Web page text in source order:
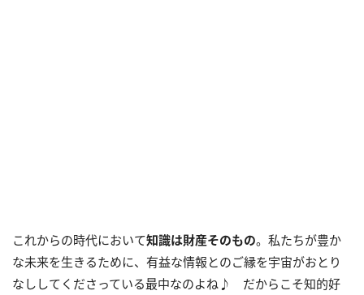
これからの時代において知識は財産そのもの。私たちが豊か
な未来を生きるために、有益な情報とのご縁を宇宙がおとり
なししてくださっている最中なのよね♪ だからこそ知的好